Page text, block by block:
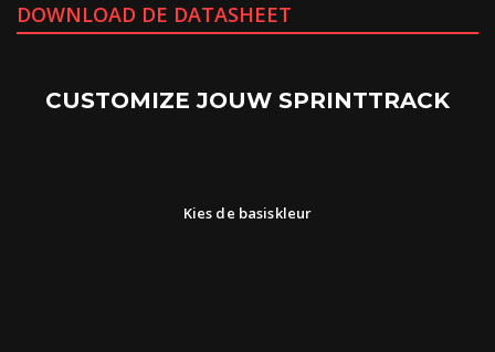
DOWNLOAD DE DATASHEET
CUSTOMIZE JOUW SPRINTTRACK
Kies de basiskleur